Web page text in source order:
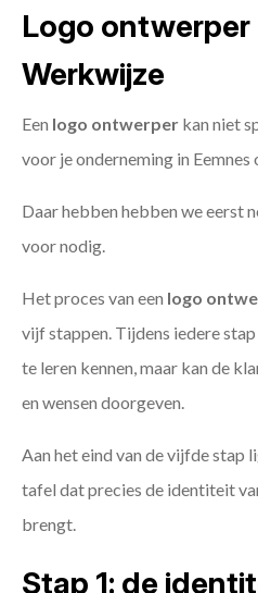
Logo ontwerper
Werkwijze
Een logo ontwerper kan niet
voor je onderneming in Eemnes
Daar hebben hebben we eerst
voor nodig.
Het proces van een logo
vijf stappen. Tijdens iedere
te leren kennen, maar kan de
en wensen doorgeven.
Aan het eind van de vijfde stap
tafel dat precies de identiteit
brengt.
Stap 1: de